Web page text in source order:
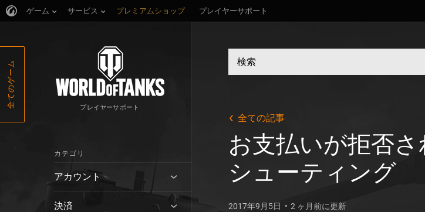
ゲーム サービス プレミアムショップ プレイヤーサポート
全てのゲーム プレイヤーサポート
カテゴリ
アカウント
決済
全ての記事
お支払いが拒否
シューティング
2017年9月5日 2 ヶ月前に更新